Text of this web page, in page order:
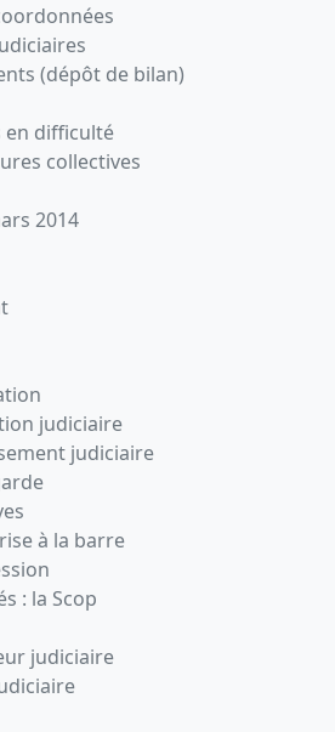
(dépôt de bilan)
en difficulté
collectives
2014
judiciaire
judiciaire
à la barre
: la Scop
judiciaire